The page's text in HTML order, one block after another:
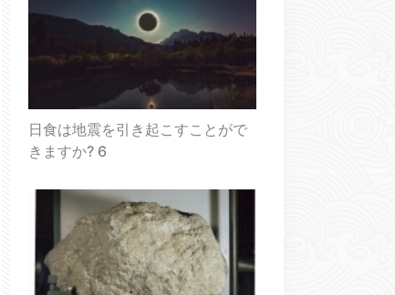
日食は地震を引き起こすことがで
きますか? 6